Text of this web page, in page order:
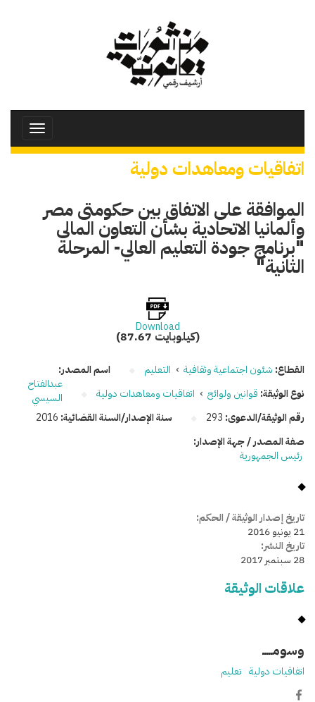
Toggle
اتفاقيات ومعاهدات دولية
الموافقة على الاتفاق بين حكومتى مصر
وألمانيا الاتحادية بشأن التعاون المالي
"برنامج جودة التعليم العالي- المرحلة
الثانية"
Download
(87.67 كيلوبايت)
القطاع: شئون اجتماعية وثقافية › التعليم
نوع الوثيقة: قوانين ولوائح › اتفاقيات ومعاهدات دولية
رقم الوثيقة/الدعوى: 293 سنة الإصدار/السنة القضائية: 2016
اسم المصدر:
عبدالفتاح
السيسي
صفة المصدر / جهة الإصدار:
رئيس الجمهورية
تاريخ إصدار الوثيقة / الحكم:
21 يونيو 2016
تاريخ النشر:
28 سبتمبر 2017
علاقات الوثيقة
وسومـــــ
اتفاقيات دولية تعليم